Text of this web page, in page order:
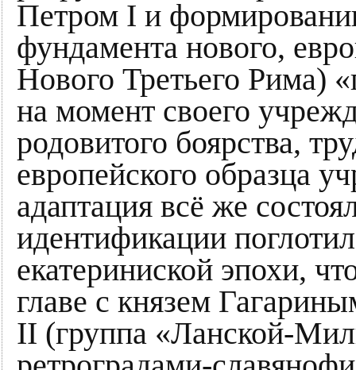
Петром I и
фундамента нового,
Нового Третьего Рима)
на момент своего
родовитого боярства,
европейского образца
адаптация всё же
идентификации
екатериниской эпохи,
главе с князем
II (группа «Ланской-